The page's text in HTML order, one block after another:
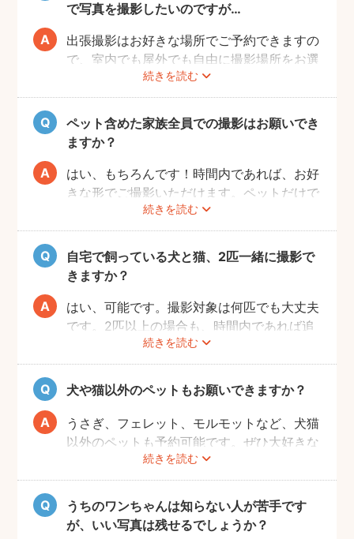
で写真を撮影したいのですが…
続きを読む
出張撮影はお好きな場所でご予約できますの
で、室内でも屋外でも自由に撮影場所をお選
びいただけます。
しかし、公園や広場によっては「放し飼い」
や「撮影」が禁止の場所もありますので、事
前にご確認をお願いいたします。
ペット含めた家族全員での撮影はお願いでき
ますか？
続きを読む
はい、もちろんです！時間内であれば、お好
きな形でご撮影いただけます。ペットだけで
の撮影も、ご家族での撮影もお好きな形でお
楽しみください。
自宅で飼っている犬と猫、2匹一緒に撮影で
きますか？
続きを読む
はい、可能です。撮影対象は何匹でも大丈夫
です。2匹以上の場合も、時間内であれば追
加料金なしで撮影可能です。
犬や猫以外のペットもお願いできますか？
続きを読む
うさぎ、フェレット、モルモットなど、犬猫
以外のペットも予約可能です。ぜひ大好きな
ペットと一緒に素敵な思い出を残してくださ
い。
うちのワンちゃんは知らない人が苦手です
が、いい写真は残せるでしょうか？